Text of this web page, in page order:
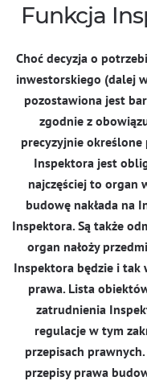
Funkcja
Choć decyzja o
inwestorskiego (dalej
pozostawiona jest
zgodnie z
precyzyjnie
Inspektora jest
najczęściej to organ
budowę nakłada na
Inspektora. Są także
organ nałoży
Inspektora będzie i tak
prawa. Lista
zatrudnienia
regulacje w tym
przepisach
przepisy prawa